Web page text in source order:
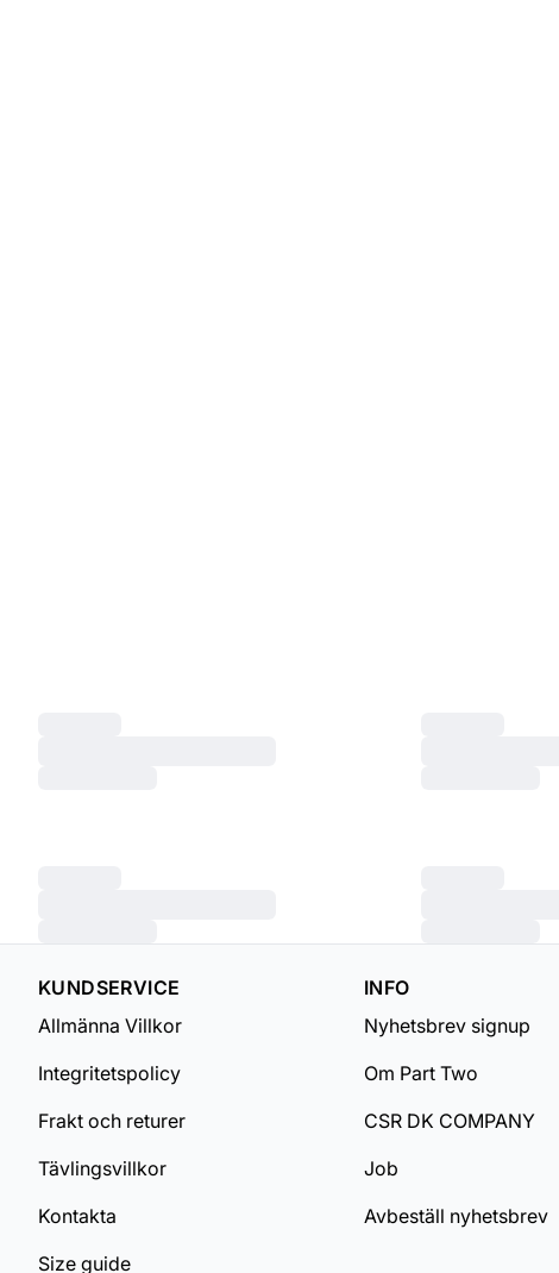
KUNDSERVICE
Allmänna Villkor
Integritetspolicy
Frakt och returer
Tävlingsvillkor
Kontakta
Size guide
INFO
Nyhetsbrev signup
Om Part Two
CSR DK COMPANY
Job
Avbeställ nyhetsbrev